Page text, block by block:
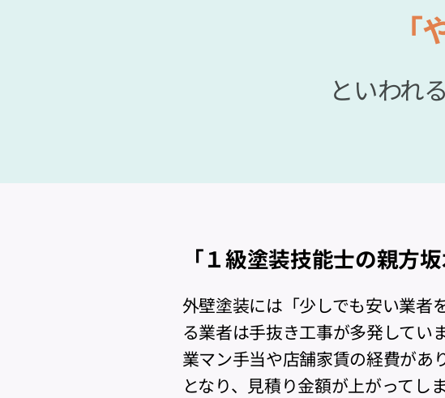
といわれ
「１級塗装技能士の親方
外壁塗装には「少しでも安い業者
る業者は手抜き工事が多発してい
業マン手当や店舗家賃の経費があ
となり、見積り金額が上がってし